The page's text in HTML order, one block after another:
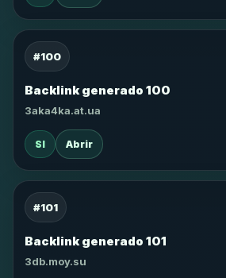
#100
Backlink generado 100
3aka4ka.at.ua
SI Abrir
#101
Backlink generado 101
3db.moy.su